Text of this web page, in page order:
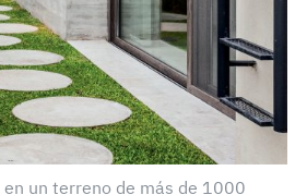
en un terreno de más de 1000